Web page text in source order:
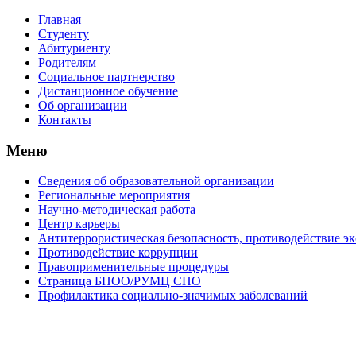
Главная
Студенту
Абитуриенту
Родителям
Социальное партнерство
Дистанционное обучение
Об организации
Контакты
Меню
Сведения об образовательной организации
Региональные мероприятия
Научно-методическая работа
Центр карьеры
Антитеррористическая безопасность, противодействие
Противодействие коррупции
Правоприменительные процедуры
Страница БПОО/РУМЦ CПO
Профилактика социально-значимых заболеваний